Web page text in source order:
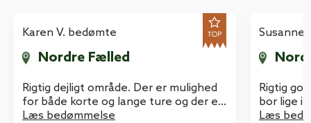
Karen V. bedømte
Nordre Fælled
Rigtig dejligt område. Der er mulighed
for både korte og lange ture og der er
muligt at lade hunden svømmetræne i
Læs bedømmelse
Susanne
Rigtig
bor lige i
min
Læs